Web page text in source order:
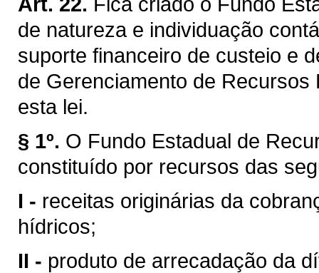
de natureza e individuação
suporte financeiro de custeio e
de Gerenciamento de
esta lei.
§ 1º. O Fundo Estadual de
constituído por recursos das
I - receitas originárias da
hídricos;
II - produto de arrecadação da